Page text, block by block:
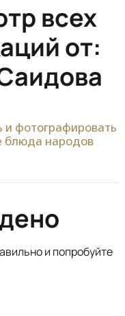
всех
от:
и фотографировать
блюда народов
и попробуйте